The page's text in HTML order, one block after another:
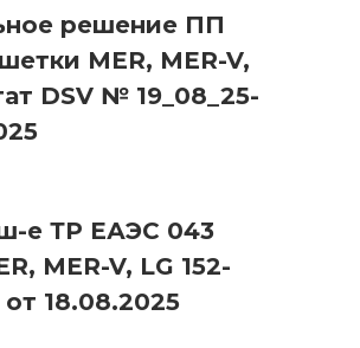
решение ПП
MER, MER-V,
DSV № 19_08_25-
е ТР ЕАЭС 043
MER-V, LG 152-
18.08.2025